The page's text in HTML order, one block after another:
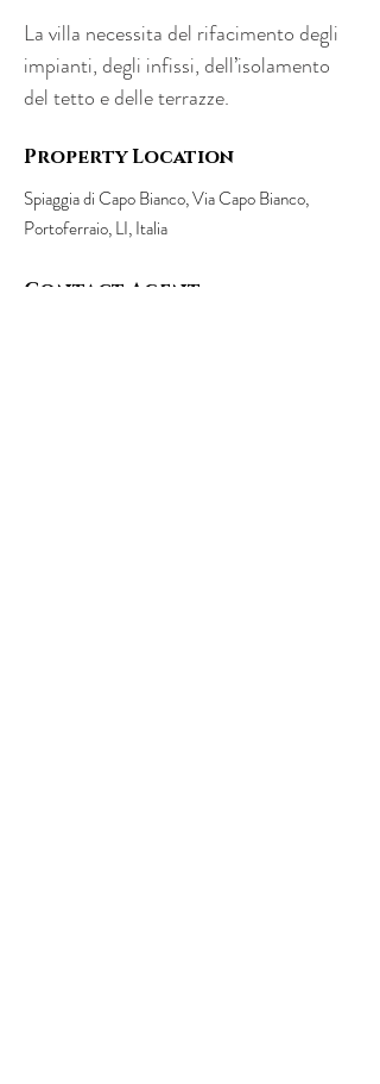
La villa necessita del rifacimento degli
impianti, degli infissi, dell’isolamento
del tetto e delle terrazze.
Property Location
Spiaggia di Capo Bianco, Via Capo Bianco,
Portoferraio, LI, Italia
Contact Agent